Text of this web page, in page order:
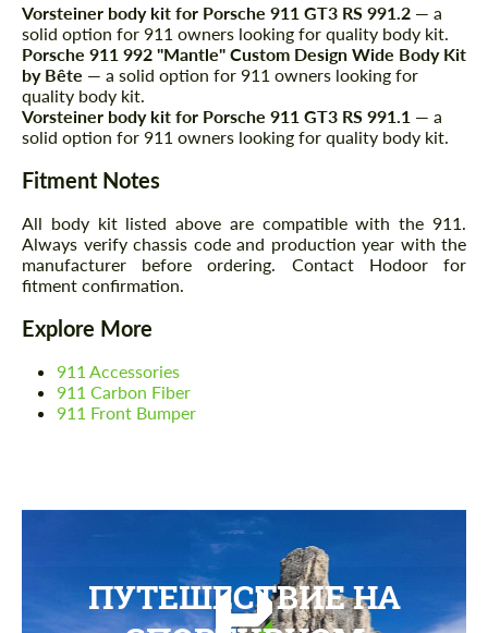
Vorsteiner body kit for Porsche 911 GT3 RS 991.2 — a
solid option for 911 owners looking for quality body kit.
Porsche 911 992 "Mantle" Custom Design Wide Body Kit
by Bête — a solid option for 911 owners looking for
quality body kit.
Vorsteiner body kit for Porsche 911 GT3 RS 991.1 — a
solid option for 911 owners looking for quality body kit.
Fitment Notes
All body kit listed above are compatible with the 911.
Always verify chassis code and production year with the
manufacturer before ordering. Contact Hodoor for
fitment confirmation.
Explore More
911 Accessories
911 Carbon Fiber
911 Front Bumper
ПУТЕШЕСТВИЕ НА
Cогласиться на обработку
СВЯЖИТЕСЬ СО МНОЙ
Мы говорим на вашем языке
Cогласиться на обработку
Мы говорим на вашем языке